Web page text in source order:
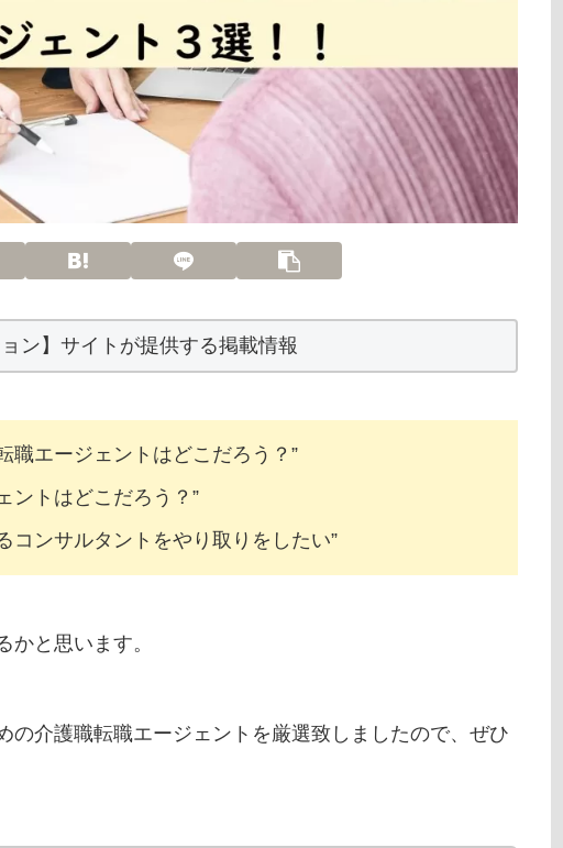
ョン】サイトが提供する掲載情報
職エージェントはどこだろう？”
ントはどこだろう？”
コンサルタントをやり取りをしたい”
かと思います。
の介護職転職エージェントを厳選致しましたので、ぜひ